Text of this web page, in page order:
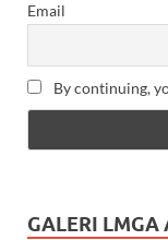
Email
By continuing,
GALERI LMGA